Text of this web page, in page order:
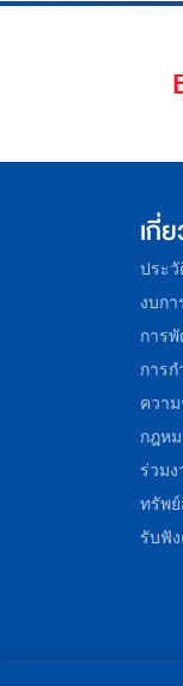
เกี่
ประ
งบกา
การ
การ
ควา
กฎหม
ร่วมง
ทรัพ
รับฟั